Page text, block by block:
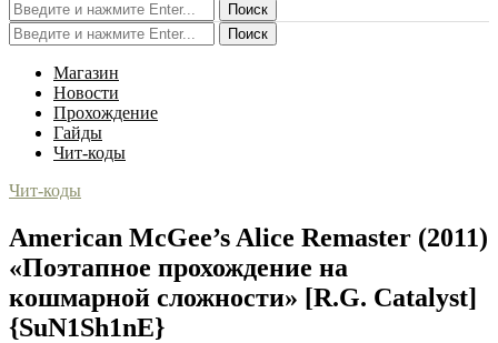
Поиск
Поиск
Магазин
Новости
Прохождение
Гайды
Чит-коды
Чит-коды
American McGee’s Alice Remaster (2011)
«Поэтапное прохождение на
кошмарной сложности» [R.G. Catalyst]
{SuN1Sh1nE}